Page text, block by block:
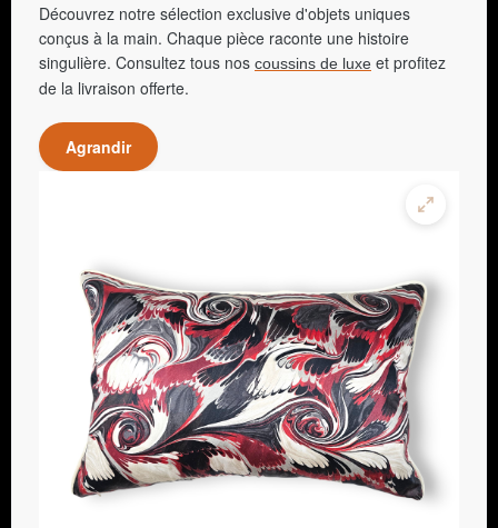
Découvrez notre sélection exclusive d'objets uniques
conçus à la main. Chaque pièce raconte une histoire
singulière. Consultez tous nos coussins de luxe et profitez
de la livraison offerte.
Agrandir